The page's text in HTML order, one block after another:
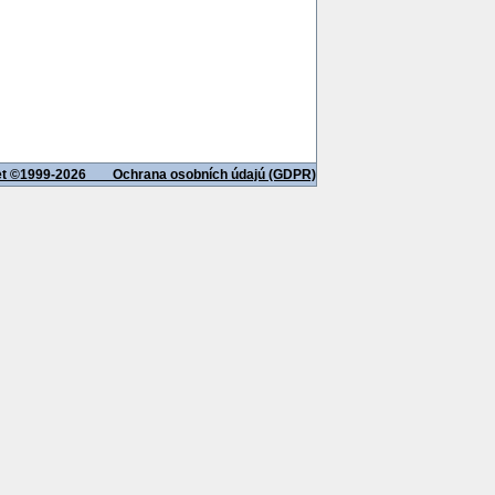
©1999-2026 Ochrana osobních údajú (GDPR)